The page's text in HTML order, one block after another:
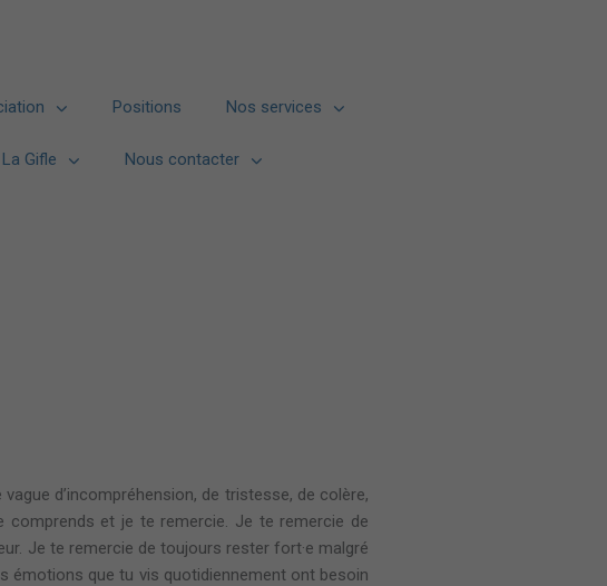
Positions Nos services
La Gifle Nous contacter
d’incompréhension, de tristesse, de colère,
et je te remercie. Je te remercie de
Je te remercie de toujours rester fort·e malgré
émotions que tu vis quotidiennement ont besoin